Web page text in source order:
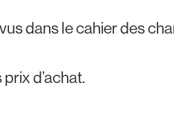
dans le cahier des
d’achat.